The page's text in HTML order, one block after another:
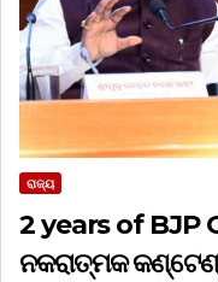
ରାଜ୍ୟ
2 years of BJP
ନକରାତ୍ମକ